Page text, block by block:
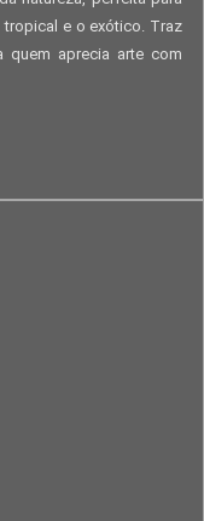
e o exótico. Traz
quem aprecia arte com